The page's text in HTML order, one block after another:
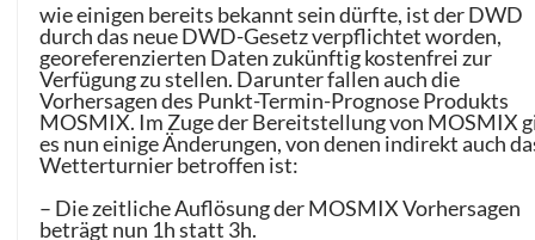
wie einigen bereits bekannt sein dürfte, ist der DWD
durch das neue DWD-Gesetz verpflichtet worden,
georeferenzierten Daten zukünftig kostenfrei zur
Verfügung zu stellen. Darunter fallen auch die
Vorhersagen des Punkt-Termin-Prognose Produkts
MOSMIX. Im Zuge der Bereitstellung von MOSMIX
es nun einige Änderungen, von denen indirekt auch
Wetterturnier betroffen ist:
– Die zeitliche Auflösung der MOSMIX Vorhersagen
beträgt nun 1h statt 3h.